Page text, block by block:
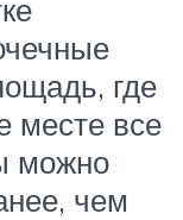
где
месте все
можно
чем